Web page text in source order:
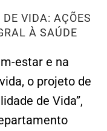
VIDA: AÇÕES
À SAÚDE
estar e na
o projeto de
de Vida”,